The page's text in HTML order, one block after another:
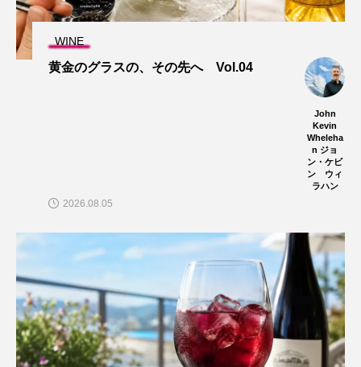
WINE
黄金のグラスの、その先へ Vol.04
John
Kevin
Wheleha
n ジョ
ン・ケビ
ン ウィ
ラハン
2026.08.05